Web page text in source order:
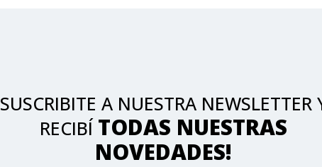
SUSCRIBITE A NUESTRA NEWSLETTER
RECIBÍ TODAS NUESTRAS
NOVEDADES!